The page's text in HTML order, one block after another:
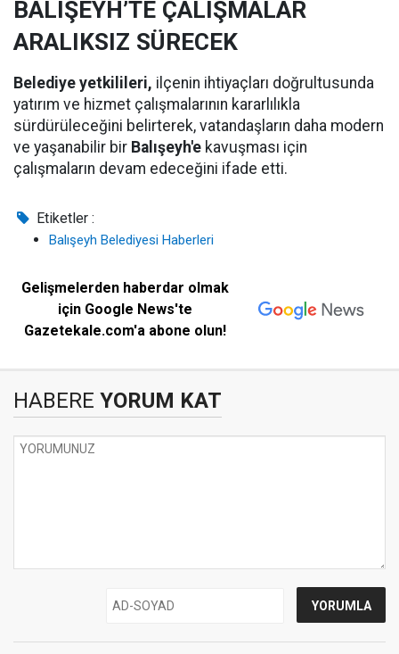
BALIŞEYH’TE ÇALIŞMALAR
ARALIKSIZ SÜRECEK
Belediye yetkilileri, ilçenin ihtiyaçları doğrultusunda
yatırım ve hizmet çalışmalarının kararlılıkla
sürdürüleceğini belirterek, vatandaşların daha modern
ve yaşanabilir bir Balışeyh'e kavuşması için
çalışmaların devam edeceğini ifade etti.
Etiketler :
Balışeyh Belediyesi Haberleri
Gelişmelerden haberdar olmak
için Google News'te
Gazetekale.com'a abone olun!
HABERE YORUM KAT